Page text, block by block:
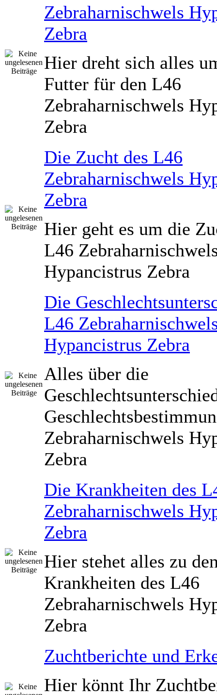
Zebraharnischwels
Zebra
Hier dreht sich alles
Futter für den L46
Zebraharnischwels
Zebra
Die Zucht des L46
Zebraharnischwels
Zebra
Hier geht es um die
L46
Hypancistrus Zebra
Die
L46
Hypancistrus Zebra
Alles über die
Zebraharnischwels
Zebra
Die Krankheiten des
Zebraharnischwels
Zebra
Hier stehet alles zu
Krankheiten des L46
Zebraharnischwels
Zebra
Zuchtberichte und
Hier könnt Ihr